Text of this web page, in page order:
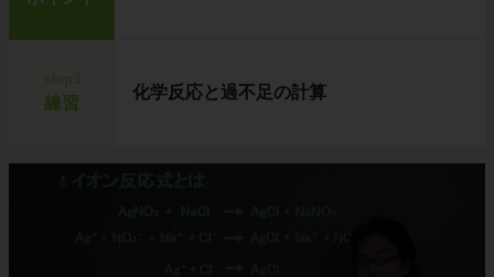
練習
化学反応と過不足の計算